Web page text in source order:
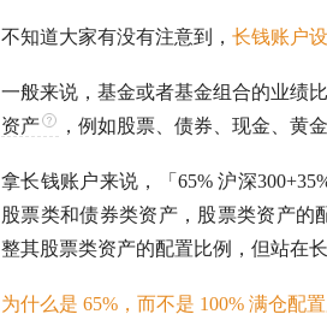
不知道大家有没有注意到， 长钱账户
一般来说，基金或者基金组合的业绩
资产
，例如股票、债券、现金、黄
拿长钱账户来说，「65%沪深300
股票类和债券类资产，股票类资产的
整其股票类资产的配置比例，但站在
为什么是 65%，而不是 100% 满仓配